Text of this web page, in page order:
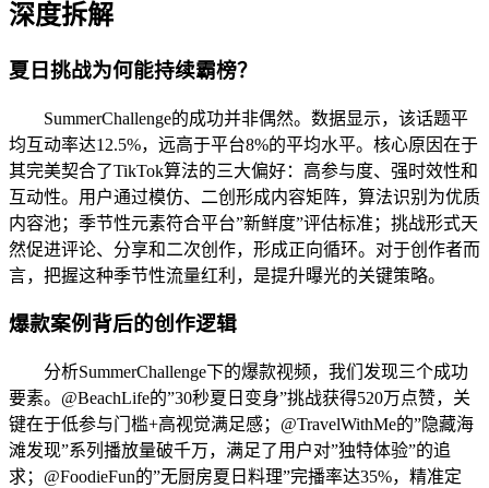
深度拆解
夏日挑战为何能持续霸榜？
SummerChallenge的成功并非偶然。数据显示，该话题平
均互动率达12.5%，远高于平台8%的平均水平。核心原因在于
其完美契合了TikTok算法的三大偏好：高参与度、强时效性和
互动性。用户通过模仿、二创形成内容矩阵，算法识别为优质
内容池；季节性元素符合平台”新鲜度”评估标准；挑战形式天
然促进评论、分享和二次创作，形成正向循环。对于创作者而
言，把握这种季节性流量红利，是提升曝光的关键策略。
爆款案例背后的创作逻辑
分析SummerChallenge下的爆款视频，我们发现三个成功
要素。@BeachLife的”30秒夏日变身”挑战获得520万点赞，关
键在于低参与门槛+高视觉满足感；@TravelWithMe的”隐藏海
滩发现”系列播放量破千万，满足了用户对”独特体验”的追
求；@FoodieFun的”无厨房夏日料理”完播率达35%，精准定